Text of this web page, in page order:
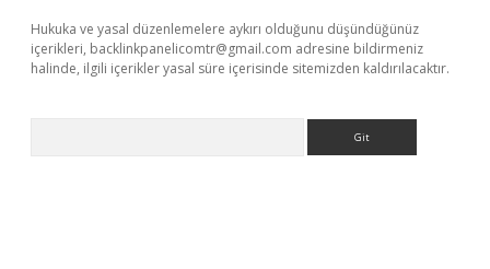
Hukuka ve yasal düzenlemelere aykırı olduğunu düşündüğünüz
içerikleri, backlinkpanelicomtr@gmail.com adresine bildirmeniz
halinde, ilgili içerikler yasal süre içerisinde sitemizden kaldırılacaktır.